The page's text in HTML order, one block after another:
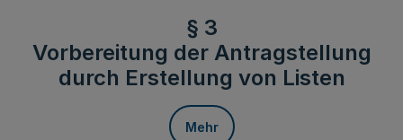
§ 3
Vorbereitung der Antragstellung
durch Erstellung von Listen
Mehr